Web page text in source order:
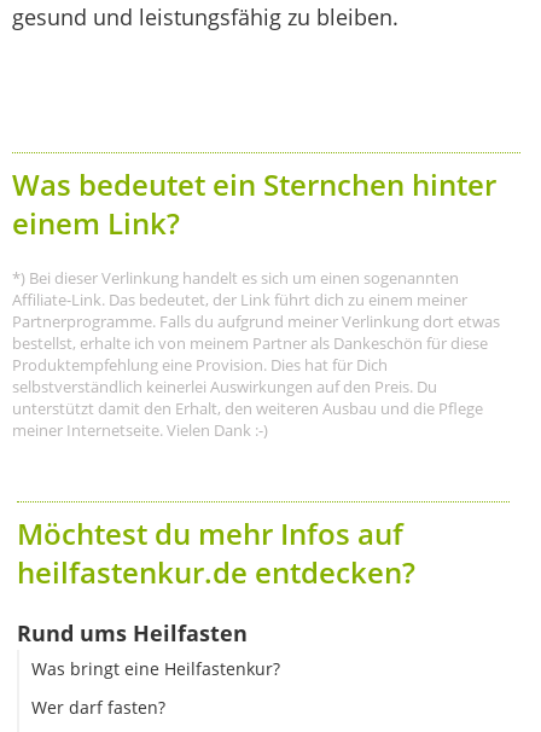
gesund und leistungsfähig zu bleiben.
Was bedeutet ein Sternchen hinter
einem Link?
*) Bei dieser Verlinkung handelt es sich um einen sogenannten
Affiliate-Link. Das bedeutet, der Link führt dich zu einem meiner
Partnerprogramme. Falls du aufgrund meiner Verlinkung dort etwas
bestellst, erhalte ich von meinem Partner als Dankeschön für diese
Produktempfehlung eine Provision. Dies hat für Dich
selbstverständlich keinerlei Auswirkungen auf den Preis. Du
unterstützt damit den Erhalt, den weiteren Ausbau und die Pflege
meiner Internetseite. Vielen Dank :-)
Möchtest du mehr Infos auf
heilfastenkur.de entdecken?
Rund ums Heilfasten
Was bringt eine Heilfastenkur?
Wer darf fasten?